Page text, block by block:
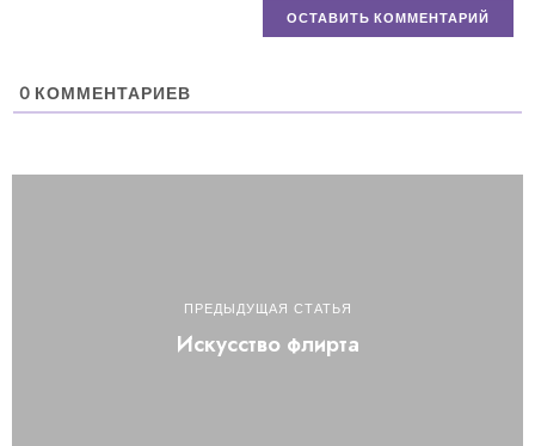
0 КОММЕНТАРИЕВ
ПРЕДЫДУЩАЯ СТАТЬЯ
Искусство флирта